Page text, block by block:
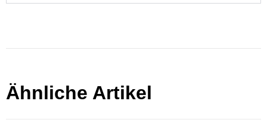
Ähnliche Artikel